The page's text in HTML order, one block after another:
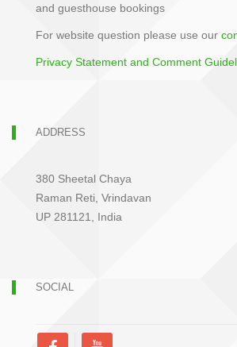
and guesthouse bookings
For website question please use our
Privacy Statement and Comment
ADDRESS
380 Sheetal Chaya
Raman Reti, Vrindavan
UP 281121, India
SOCIAL